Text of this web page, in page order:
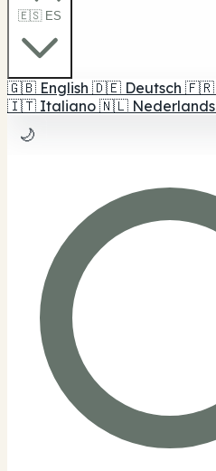
🇪🇸 ES
🇬🇧 English 🇩🇪 Deutsch 🇫🇷
🇮🇹 Italiano 🇳🇱 Nederlands
🌙